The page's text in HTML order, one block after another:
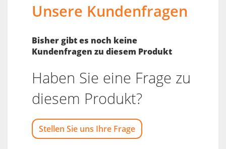
Unsere Kundenfragen
Bisher gibt es noch keine
Kundenfragen zu diesem Produkt
Haben Sie eine Frage zu
diesem Produkt?
Stellen Sie uns Ihre Frage